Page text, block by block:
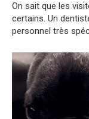
On sait que les
certains. Un
personnel très